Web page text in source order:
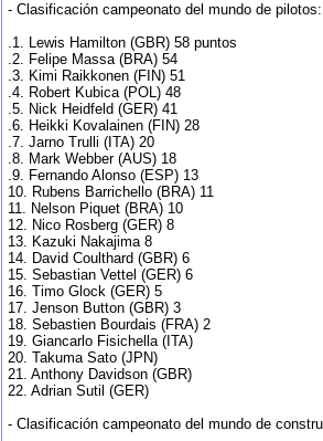
- Clasificación campeonato del mundo de pilotos:
.1. Lewis Hamilton (GBR) 58 puntos
.2. Felipe Massa (BRA) 54
.3. Kimi Raikkonen (FIN) 51
.4. Robert Kubica (POL) 48
.5. Nick Heidfeld (GER) 41
.6. Heikki Kovalainen (FIN) 28
.7. Jarno Trulli (ITA) 20
.8. Mark Webber (AUS) 18
.9. Fernando Alonso (ESP) 13
10. Rubens Barrichello (BRA) 11
11. Nelson Piquet (BRA) 10
12. Nico Rosberg (GER) 8
13. Kazuki Nakajima 8
14. David Coulthard (GBR) 6
15. Sebastian Vettel (GER) 6
16. Timo Glock (GER) 5
17. Jenson Button (GBR) 3
18. Sebastien Bourdais (FRA) 2
19. Giancarlo Fisichella (ITA)
20. Takuma Sato (JPN)
21. Anthony Davidson (GBR)
22. Adrian Sutil (GER)
- Clasificación campeonato del mundo de